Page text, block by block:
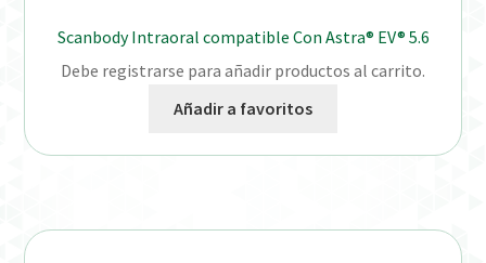
Scanbody Intraoral compatible Con Astra® EV® 5.6
Debe registrarse para añadir productos al carrito.
Añadir a favoritos